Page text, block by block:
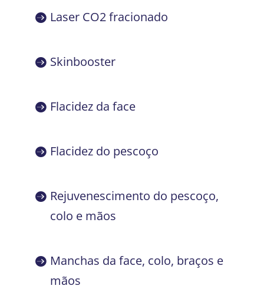
Laser CO2 fracionado
Skinbooster
Flacidez da face
Flacidez do pescoço
Rejuvenescimento do pescoço,
colo e mãos
Manchas da face, colo, braços e
mãos